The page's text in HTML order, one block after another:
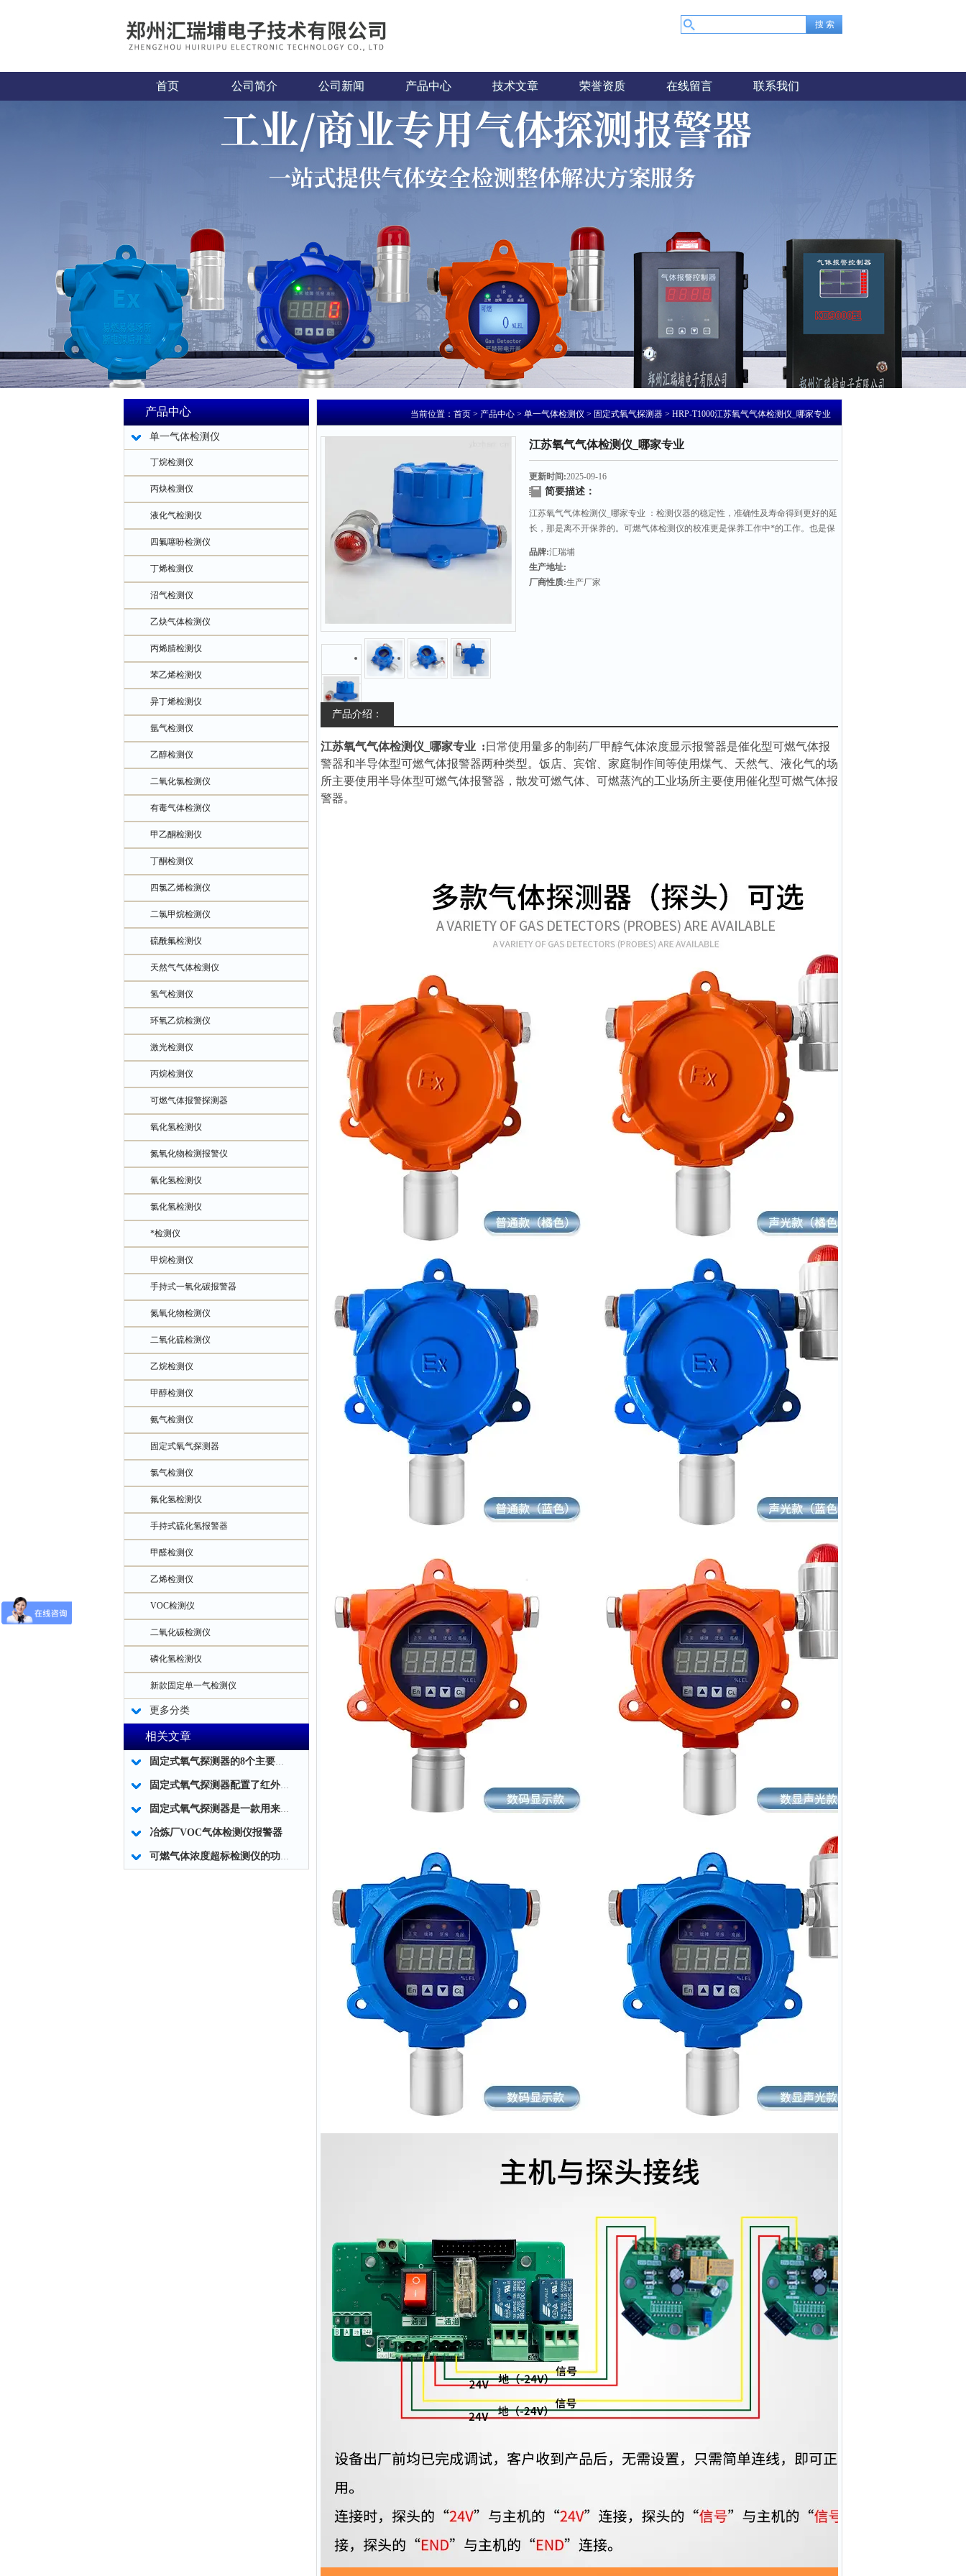
首页 公司简介 公司新闻 产品中心 技术文章 荣誉资质 在线留言 联系我们
产品中心
单一气体检测仪
丁烷检测仪
丙炔检测仪
液化气检测仪
四氟噻吩检测仪
丁烯检测仪
沼气检测仪
乙炔气体检测仪
丙烯腈检测仪
苯乙烯检测仪
异丁烯检测仪
氩气检测仪
乙醇检测仪
二氧化氯检测仪
有毒气体检测仪
甲乙酮检测仪
丁酮检测仪
四氯乙烯检测仪
二氯甲烷检测仪
硫酰氟检测仪
天然气气体检测仪
氢气检测仪
环氧乙烷检测仪
激光检测仪
丙烷检测仪
可燃气体报警探测器
氧化氢检测仪
氮氧化物检测报警仪
氰化氢检测仪
氯化氢检测仪
*检测仪
甲烷检测仪
手持式一氧化碳报警器
氮氧化物检测仪
二氧化硫检测仪
乙烷检测仪
甲醇检测仪
氨气检测仪
固定式氧气探测器
氯气检测仪
氟化氢检测仪
手持式硫化氢报警器
甲醛检测仪
乙烯检测仪
VOC检测仪
二氧化碳检测仪
磷化氢检测仪
新款固定单一气检测仪
更多分类
相关文章
固定式氧气探测器的8个主要安装注意事项
固定式氧气探测器配置了红外遥控器之后操作无需开盖，非常方便
固定式氧气探测器是一款用来检测氧气气体浓度的安全仪器
冶炼厂VOC气体检测仪报警器
可燃气体浓度超标检测仪的功能特点及应用领域
当前位置：首页>产品中心>单一气体检测仪>固定式氧气探测器> HRP-T1000江苏氧气气体检测仪_哪家专业
江苏氧气气体检测仪_哪家专业
更新时间:2025-09-16
简要描述：
江苏氧气气体检测仪_哪家专业 ：检测仪器的稳定性，准确性及寿命得到更好的延
长，那是离不开保养的。可燃气体检测仪的校准更是保养工作中*的工作。也是保
品牌:汇瑞埔
生产地址:
厂商性质:生产厂家
产品介绍：
江苏氧气气体检测仪_哪家专业 : 日常使用量多的制药厂甲醇气体浓度显示报警器是催化型可燃气体报
警器和半导体型可燃气体报警器两种类型。饭店、宾馆、家庭制作间等使用煤气、天然气、液化气的场
所主要使用半导体型可燃气体报警器，散发可燃气体、可燃蒸汽的工业场所主要使用催化型可燃气体报
警器。